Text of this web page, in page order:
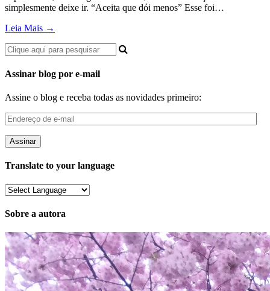
simplesmente deixe ir. “Aceita que dói menos” Esse foi…
Leia Mais →
Assinar blog por e-mail
Assine o blog e receba todas as novidades primeiro:
Endereço
de
e-
mail
Translate to your language
Sobre a autora